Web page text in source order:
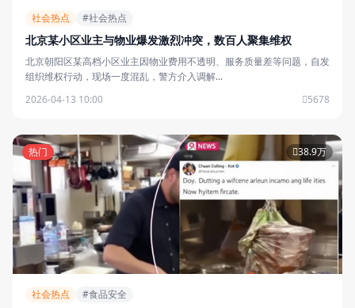
社会热点 #社会热点
北京某小区业主与物业爆发激烈冲突，数百人聚集维权
北京朝阳区某高档小区业主因物业费用不透明、服务质量差等问题，自发
组织维权行动，现场一度混乱，警方介入调解...
2026-04-13 10:00
5678
热门 38.9万
社会热点 #食品安全